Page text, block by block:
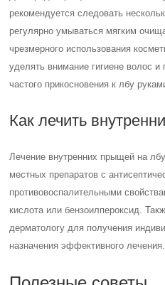
рекомендуется следовать
регулярно умываться мягким
чрезмерного использования
уделять внимание гигиене волос и
частого прикосновения к лбу
Как лечить
Лечение внутренних прыщей на
местных препаратов с
противовоспалительными
кислота или бензоилпероксид.
дерматологу для получения
назначения эффективного лечения.